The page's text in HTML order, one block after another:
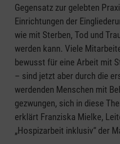
Gegensatz zur gelebten
Einrichtungen der
wie mit Sterben, Tod und
werden kann. Viele
bewusst für eine Arbeit mit
– sind jetzt aber durch die
werdenden Menschen mit
gezwungen, sich in diese
erklärt Franziska Mielke,
„Hospizarbeit inklusiv“ der